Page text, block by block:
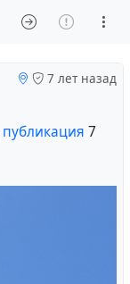
7 лет назад
публикация 7